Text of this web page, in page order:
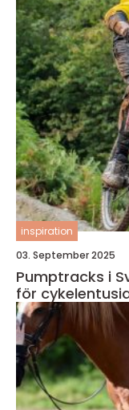
inspiration
03. September 2025
Pumptracks i
för